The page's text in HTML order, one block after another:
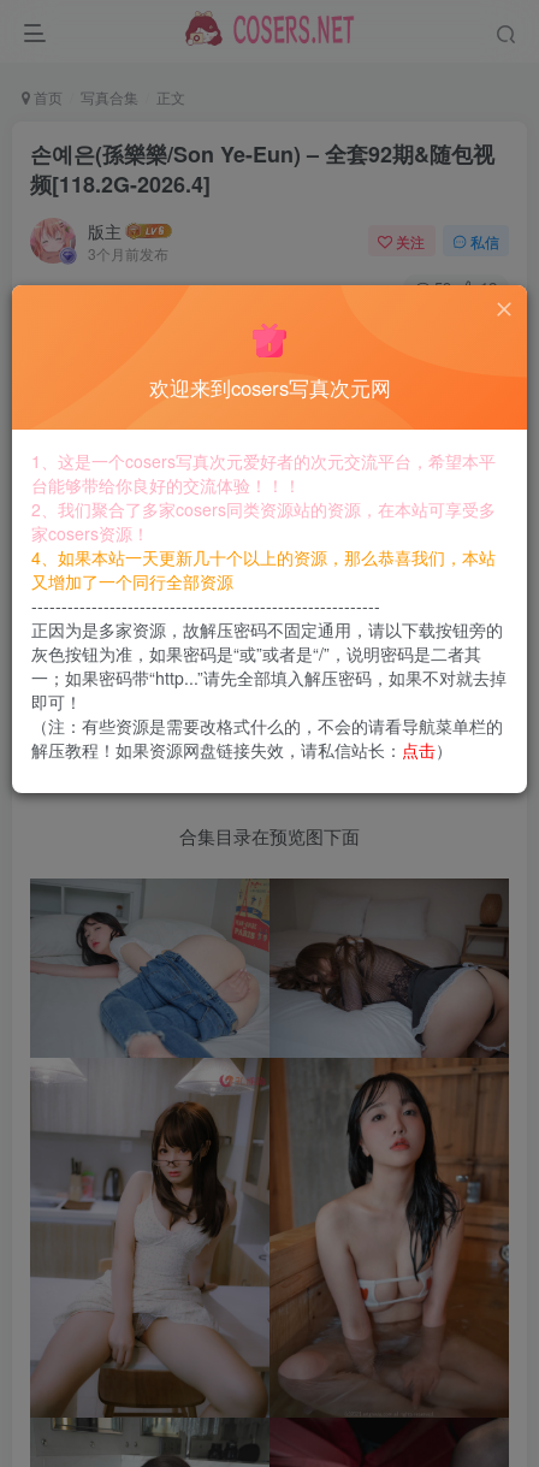
首页 写真合集 正文
손예은(孫樂樂/Son Ye-Eun) – 全套92期&随包视
频[118.2G-2026.4]
版主
3个月前发布
关注 私信
59 12
此内容为付费资源，请付费后查看
8.8
黄金会员免费
您当前未登录！建议登陆后购买，可保存购买订单
손예은(孫樂樂/Son Ye-Eun) 是韩国热门人物，相
当于网红。有很多作品，同时与很多家机构合作，
作品风格性感也大胆多样。
合集目录在预览图下面
欢迎来到cosers写真次元网
1、这是一个cosers写真次元爱好者的次元交流平台，希望本平
台能够带给你良好的交流体验！！！
2、我们聚合了多家cosers同类资源站的资源，在本站可享受多
家cosers资源！
4、如果本站一天更新几十个以上的资源，那么恭喜我们，本站
又增加了一个同行全部资源
----------------------------------------------------------
正因为是多家资源，故解压密码不固定通用，请以下载按钮旁的
灰色按钮为准，如果密码是“或”或者是“/”，说明密码是二者其
一；如果密码带“http...”请先全部填入解压密码，如果不对就去掉
即可！
（注：有些资源是需要改格式什么的，不会的请看导航菜单栏的
解压教程！如果资源网盘链接失效，请私信站长： 点击）